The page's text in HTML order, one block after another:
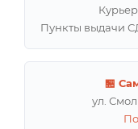
Пункты выдачи
🏪
ул.